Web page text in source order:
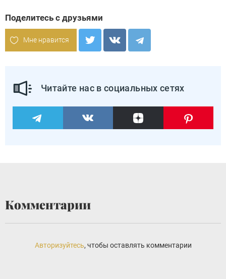
Поделитесь с друзьями
Мне нравится
Читайте нас в социальных сетях
Комментарии
Авторизуйтесь, чтобы оставлять комментарии